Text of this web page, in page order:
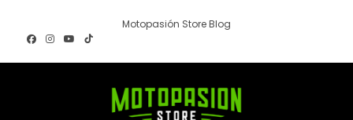
contenido
Motopasión Store Blog